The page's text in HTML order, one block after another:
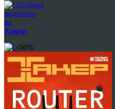
Годовая
подписка
на
Хакер
-50%